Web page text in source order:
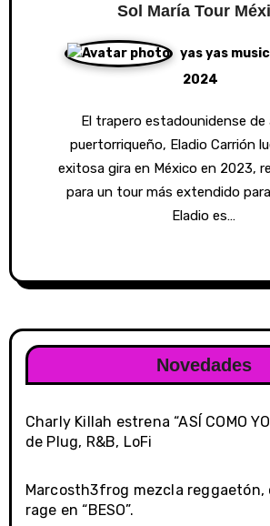
Sol María Tour
yas yas music
2024
El trapero estadounidense de abolengo
puertorriqueño, Eladio Carrión
exitosa gira en México en 2023,
para un tour más extendido
Eladio es…
Novedades
Charly Killah estrena “ASÍ COMO
de Plug, R&B, LoFi
Marcosth3frog mezcla reggaetón,
rage en “BESO”.